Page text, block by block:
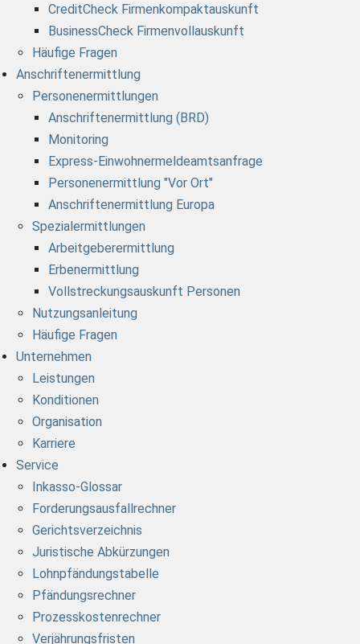
CreditCheck Firmenkompaktauskunft
BusinessCheck Firmenvollauskunft
Häufige Fragen
Anschriftenermittlung
Personenermittlungen
Anschriftenermittlung (BRD)
Monitoring
Express-Einwohnermeldeamtsanfrage
Personenermittlung "Vor Ort"
Anschriftenermittlung Europa
Spezialermittlungen
Arbeitgeberermittlung
Erbenermittlung
Vollstreckungsauskunft Personen
Nutzungsanleitung
Häufige Fragen
Unternehmen
Leistungen
Konditionen
Organisation
Karriere
Service
Inkasso-Glossar
Forderungsausfallrechner
Gerichtsverzeichnis
Juristische Abkürzungen
Lohnpfändungstabelle
Pfändungsrechner
Prozesskostenrechner
Verjährungsfristen